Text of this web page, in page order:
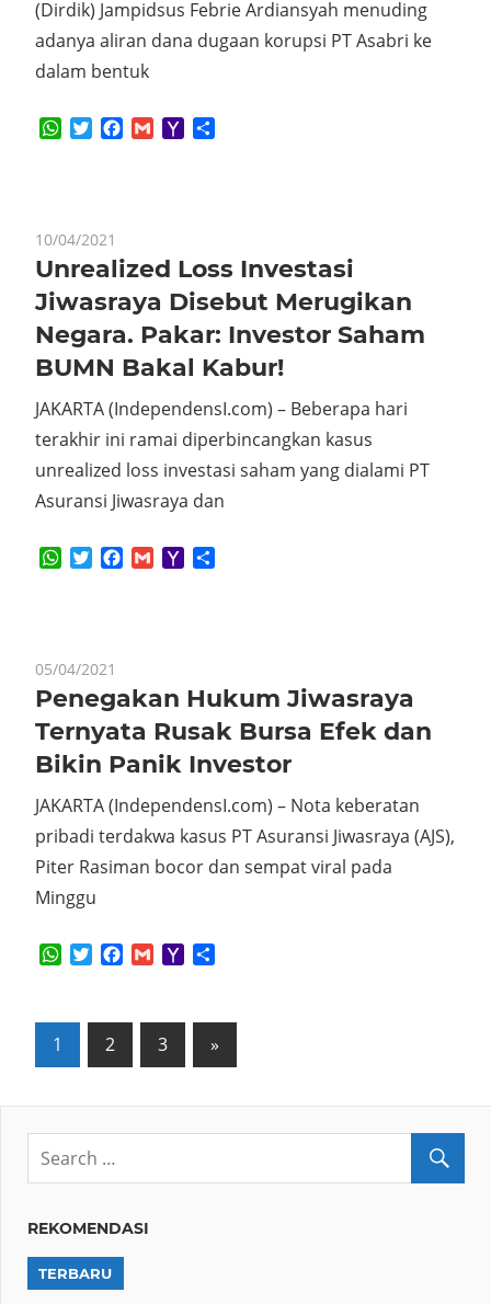
(Dirdik) Jampidsus Febrie Ardiansyah menuding
adanya aliran dana dugaan korupsi PT Asabri ke
dalam bentuk
WhatsApp
TwitterFacebook
GmailYahoo
10/04/2021
Unrealized Loss Investasi
Jiwasraya Disebut Merugikan
Negara. Pakar: Investor Saham
BUMN Bakal Kabur!
JAKARTA (IndependensI.com) – Beberapa hari
terakhir ini ramai diperbincangkan kasus
unrealized loss investasi saham yang dialami PT
Asuransi Jiwasraya dan
WhatsApp
TwitterFacebook
GmailYahoo
05/04/2021
Penegakan Hukum Jiwasraya
Ternyata Rusak Bursa Efek dan
Bikin Panik Investor
JAKARTA (IndependensI.com) – Nota keberatan
pribadi terdakwa kasus PT Asuransi Jiwasraya (AJS),
Piter Rasiman bocor dan sempat viral pada
Minggu
WhatsApp
TwitterFacebook
GmailYahoo
Posts
1 2 3
Next
Posts
»
REKOMENDASI
TERBARU